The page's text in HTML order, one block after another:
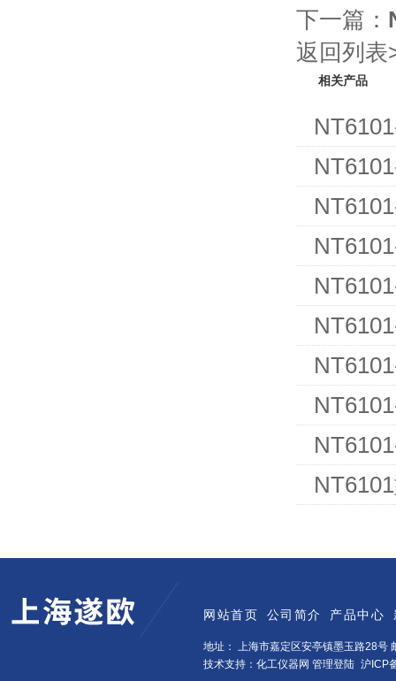
下一篇：
返回列表
相关产品
网站首页 公司简介 产品中心
地址： 上海市嘉定区安亭镇墨玉路28号
技术支持：化工仪器网 管理登陆 沪ICP